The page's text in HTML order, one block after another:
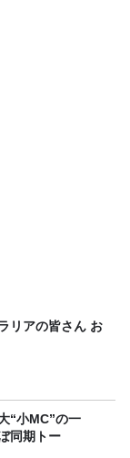
リアの皆さん お
同期トー